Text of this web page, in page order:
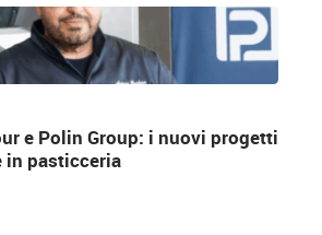
e Polin Group: i nuovi progetti
in pasticceria